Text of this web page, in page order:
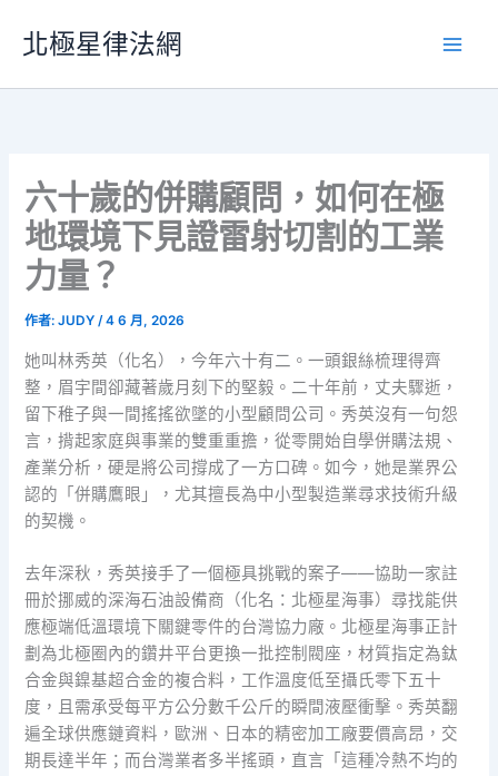
要
北極星律法網
六十歲的併購顧問，如何在極
地環境下見證雷射切割的工業
力量？
作者:JUDY/4 6 月, 2026
她叫林秀英（化名），今年六十有二。一頭銀絲梳理得齊
整，眉宇間卻藏著歲月刻下的堅毅。二十年前，丈夫驟逝，
留下稚子與一間搖搖欲墜的小型顧問公司。秀英沒有一句怨
言，揹起家庭與事業的雙重重擔，從零開始自學併購法規、
產業分析，硬是將公司撐成了一方口碑。如今，她是業界公
認的「併購鷹眼」，尤其擅長為中小型製造業尋求技術升級
的契機。
去年深秋，秀英接手了一個極具挑戰的案子——協助一家註
冊於挪威的深海石油設備商（化名：北極星海事）尋找能供
應極端低溫環境下關鍵零件的台灣協力廠。北極星海事正計
劃為北極圈內的鑽井平台更換一批控制閥座，材質指定為鈦
合金與鎳基超合金的複合料，工作溫度低至攝氏零下五十
度，且需承受每平方公分數千公斤的瞬間液壓衝擊。秀英翻
遍全球供應鏈資料，歐洲、日本的精密加工廠要價高昂，交
期長達半年；而台灣業者多半搖頭，直言「這種冷熱不均的